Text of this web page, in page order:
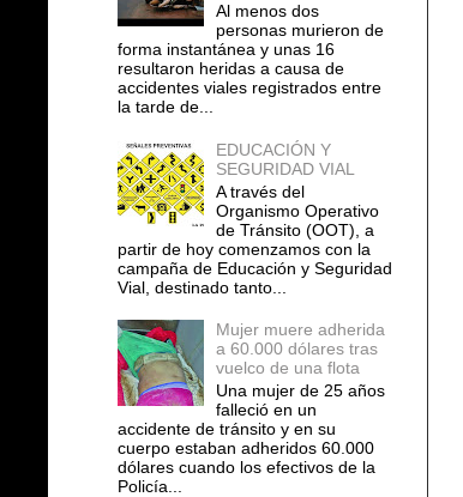
Al menos dos
personas murieron de
forma instantánea y unas 16
resultaron heridas a causa de
accidentes viales registrados entre
la tarde de...
EDUCACIÓN Y
SEGURIDAD VIAL
A través del
Organismo Operativo
de Tránsito (OOT), a
partir de hoy comenzamos con la
campaña de Educación y Seguridad
Vial, destinado tanto...
Mujer muere adherida
a 60.000 dólares tras
vuelco de una flota
Una mujer de 25 años
falleció en un
accidente de tránsito y en su
cuerpo estaban adheridos 60.000
dólares cuando los efectivos de la
Policía...